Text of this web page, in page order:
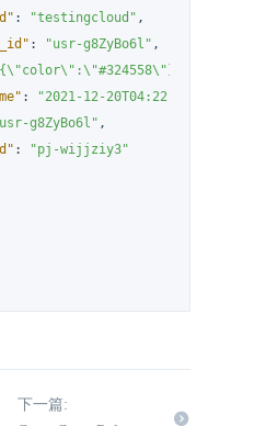
: "testingcloud" ,
: "usr-g8ZyBo6l" ,
: "2021-12-20T04:22:17Z"
g8ZyBo6l" ,
:
"pj-wijjziy3"
下一篇: